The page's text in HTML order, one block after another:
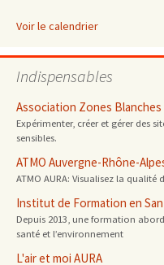
Voir le calendrier
Indispensables
Association Zones Blanches
Expérimenter, créer et gérer des
sensibles.
ATMO Auvergne-Rhône-
ATMO AURA: Visualisez la
Institut de Formation en
Depuis 2013, une formation
santé et l’environnement
L'air et moi AURA